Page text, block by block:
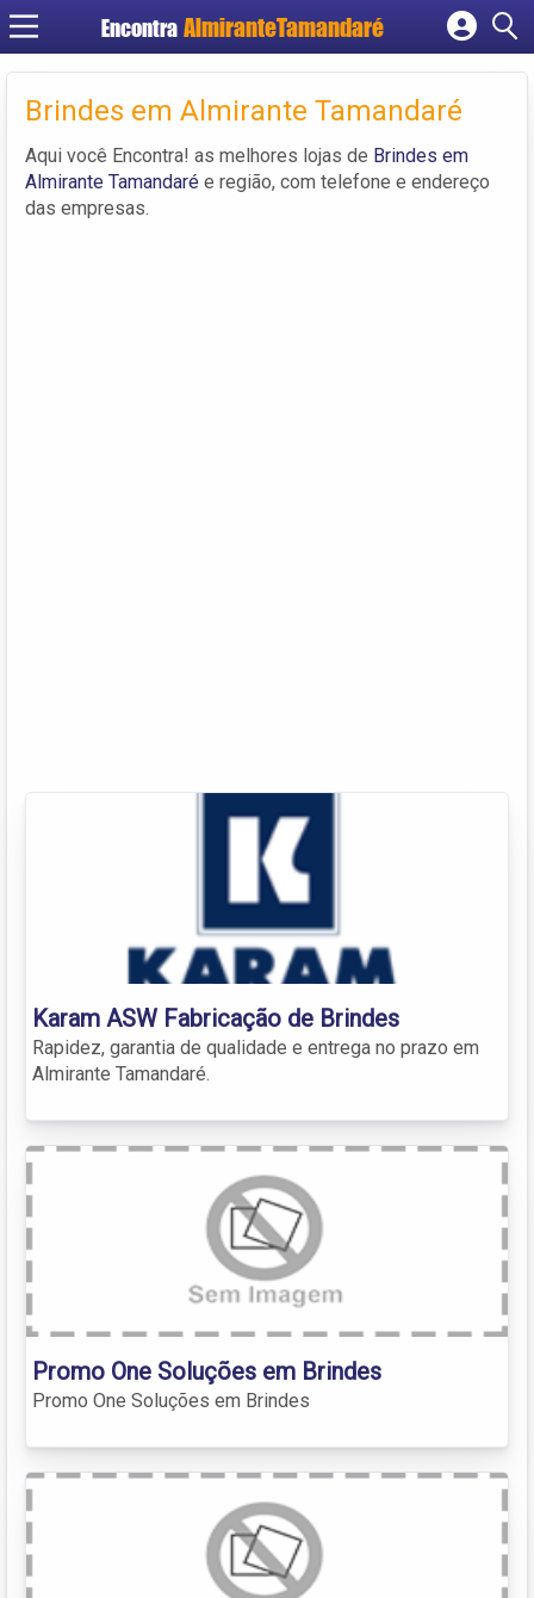
Encontra
Cadastrar empresa
Criar conta
Brindes em Almirante Tamandaré
Aqui você Encontra! as melhores lojas de Brindes em
Almirante Tamandaré e região, com telefone e endereço
das empresas.
Karam ASW Fabricação de Brindes
Rapidez, garantia de qualidade e entrega no prazo em
Almirante Tamandaré.
Promo One Soluções em Brindes
Promo One Soluções em Brindes